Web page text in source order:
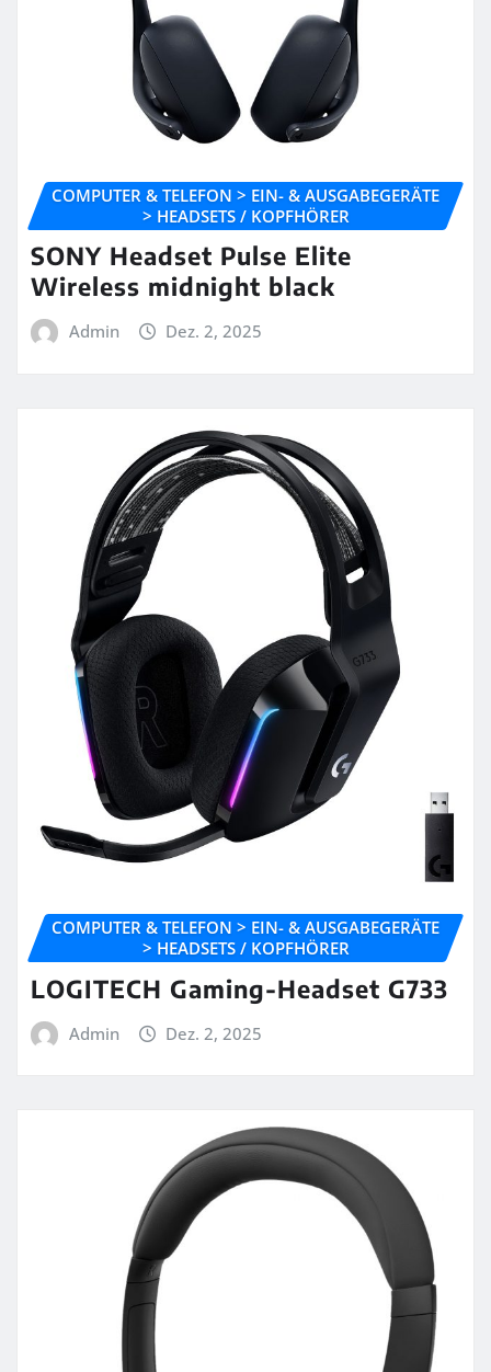
COMPUTER & TELEFON > EIN- & AUSGABEGERÄTE
> HEADSETS / KOPFHÖRER
SONY Headset Pulse Elite
Wireless midnight black
Admin Dez. 2, 2025
COMPUTER & TELEFON > EIN- & AUSGABEGERÄTE
> HEADSETS / KOPFHÖRER
LOGITECH Gaming-Headset G733
Admin Dez. 2, 2025